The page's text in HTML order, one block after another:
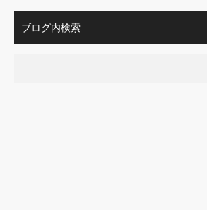
ブログ内検索